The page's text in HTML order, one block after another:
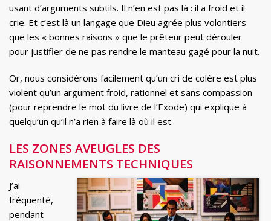
usant d’arguments subtils. Il n’en est pas là : il a froid et il
crie. Et c’est là un langage que Dieu agrée plus volontiers
que les « bonnes raisons » que le prêteur peut dérouler
pour justifier de ne pas rendre le manteau gagé pour la nuit.
Or, nous considérons facilement qu’un cri de colère est plus
violent qu’un argument froid, rationnel et sans compassion
(pour reprendre le mot du livre de l’Exode) qui explique à
quelqu’un qu’il n’a rien à faire là où il est.
LES ZONES AVEUGLES DES
RAISONNEMENTS TECHNIQUES
J’ai
fréquenté,
pendant